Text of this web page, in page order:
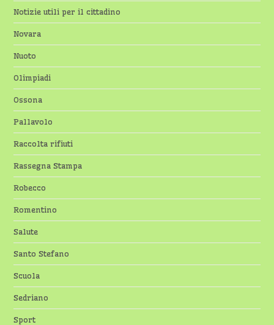
Notizie utili per il cittadino
Novara
Nuoto
Olimpiadi
Ossona
Pallavolo
Raccolta rifiuti
Rassegna Stampa
Robecco
Romentino
Salute
Santo Stefano
Scuola
Sedriano
Sport